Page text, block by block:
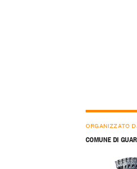
ORGANIZZATO
COMUNE DI